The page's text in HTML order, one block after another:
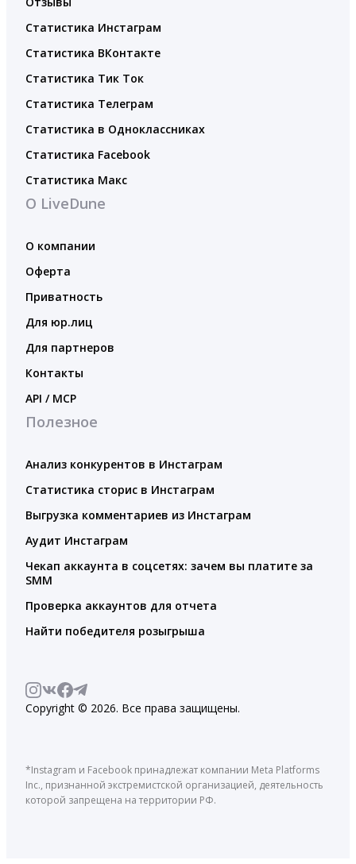
Статистика Инстаграм
Статистика ВКонтакте
Статистика Тик Ток
Статистика Телеграм
Статистика в Одноклассниках
Статистика Facebook
Статистика Макс
О LiveDune
О компании
Оферта
Приватность
Для юр.лиц
Для партнеров
Контакты
API / MCP
Полезное
Анализ конкурентов в Инстаграм
Статистика сторис в Инстаграм
Выгрузка комментариев из Инстаграм
Аудит Инстаграм
Чекап аккаунта в соцсетях: зачем вы платите за
SMM
Проверка аккаунтов для отчета
Найти победителя розыгрыша
Copyright © 2026. Все права защищены.
*Instagram и Facebook принадлежат компании Meta Platforms
Inc., признанной экстремистской организацией, деятельность
которой запрещена на территории РФ.